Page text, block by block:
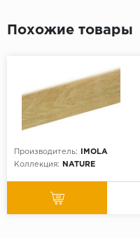
Похожие товары
Производитель:
IMOLA
Коллекция:
NATURE